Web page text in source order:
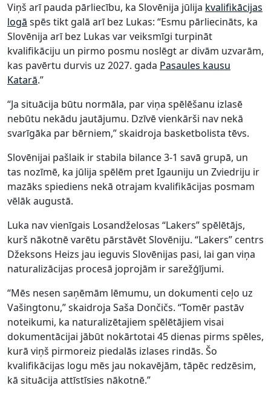
Viņš arī pauda pārliecību, ka Slovēnija jūlija kvalifikācijas
logā spēs tikt galā arī bez Lukas: “Esmu pārliecināts, ka
Slovēnija arī bez Lukas var veiksmīgi turpināt
kvalifikāciju un pirmo posmu noslēgt ar divām uzvarām,
kas pavērtu durvis uz 2027. gada Pasaules kausu
Katarā.”
“Ja situācija būtu normāla, par viņa spēlēšanu izlasē
nebūtu nekādu jautājumu. Dzīvē vienkārši nav nekā
svarīgāka par bērniem,” skaidroja basketbolista tēvs.
Slovēnijai pašlaik ir stabila bilance 3-1 savā grupā, un
tas nozīmē, ka jūlija spēlēm pret Igauniju un Zviedriju ir
mazāks spiediens nekā otrajam kvalifikācijas posmam
vēlāk augustā.
Luka nav vienīgais Losandželosas “Lakers” spēlētājs,
kurš nākotnē varētu pārstāvēt Slovēniju. “Lakers” centrs
Džeksons Heizs jau ieguvis Slovēnijas pasi, lai gan viņa
naturalizācijas procesā joprojām ir sarežģījumi.
“Mēs nesen saņēmām lēmumu, un dokumenti ceļo uz
Vašingtonu,” skaidroja Saša Dončičs. “Tomēr pastāv
noteikumi, ka naturalizētajiem spēlētājiem visai
dokumentācijai jābūt nokārtotai 45 dienas pirms spēles,
kurā viņš pirmoreiz piedalās izlases rindās. Šo
kvalifikācijas logu mēs jau nokavējām, tāpēc redzēsim,
kā situācija attīstīsies nākotnē.”